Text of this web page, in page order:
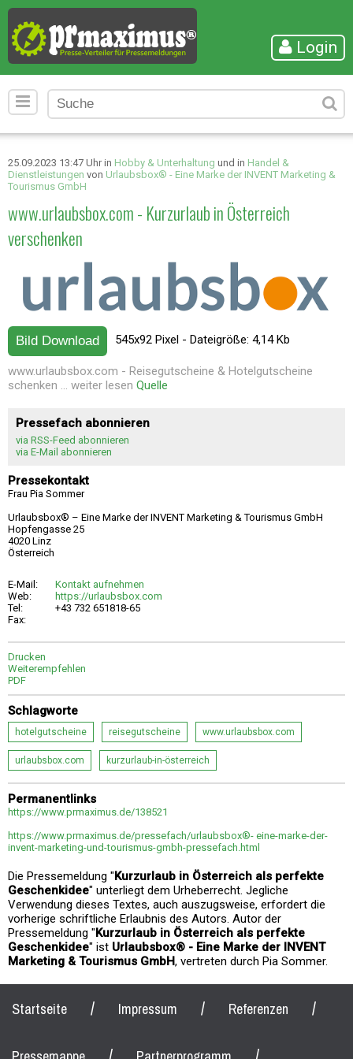
Login
25.09.2023 13:47 Uhr in Hobby & Unterhaltung und in Handel &
Dienstleistungen von Urlaubsbox® - Eine Marke der INVENT Marketing &
Tourismus GmbH
www.urlaubsbox.com - Kurzurlaub in Österreich
verschenken
Bild Download 545x92 Pixel - Dateigröße: 4,14 Kb
www.urlaubsbox.com - Reisegutscheine & Hotelgutscheine
schenken ... weiter lesen Quelle
Pressefach abonnieren
via RSS-Feed abonnieren
via E-Mail abonnieren
Pressekontakt
Frau Pia Sommer
Urlaubsbox® – Eine Marke der INVENT Marketing & Tourismus GmbH
Hopfengasse 25
4020 Linz
Österreich
E-Mail:
Kontakt aufnehmen
Web:
https://urlaubsbox.com
Tel:
+43 732 651818-65
Fax:
Drucken
Weiterempfehlen
PDF
Schlagworte
hotelgutscheine reisegutscheine www.urlaubsbox.com
urlaubsbox.com kurzurlaub-in-österreich
Permanentlinks
https://www.prmaximus.de/138521
https://www.prmaximus.de/pressefach/urlaubsbox®- eine-marke-der-
invent-marketing-und-tourismus-gmbh-pressefach.html
Die Pressemeldung "Kurzurlaub in Österreich als perfekte
Geschenkidee" unterliegt dem Urheberrecht. Jegliche
Verwendung dieses Textes, auch auszugsweise, erfordert die
vorherige schriftliche Erlaubnis des Autors. Autor der
Pressemeldung "Kurzurlaub in Österreich als perfekte
Geschenkidee" ist Urlaubsbox® - Eine Marke der INVENT
Marketing & Tourismus GmbH, vertreten durch Pia Sommer.
Startseite / Impressum / Referenzen /